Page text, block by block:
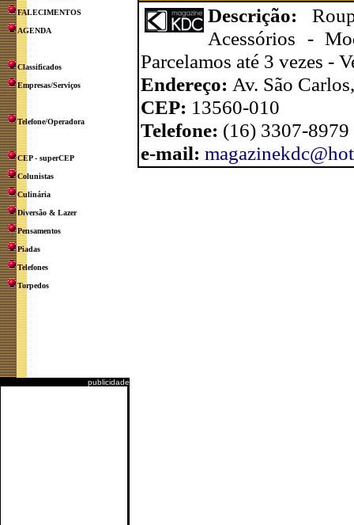
FALECIMENTOS
AGENDA
Classificados
Empresas/Serviços
Telefone/Operadora
CEP - superCEP
Colunistas
Culinária
Diversão & Lazer
Pensamentos
Piadas
Telefones
Torpedos
publicidade
Descrição:
Acessórios -
Parcelamos até 3 vezes -
Endereço: Av. São
CEP: 13560-010
Telefone: (16) 3307-
e-mail: